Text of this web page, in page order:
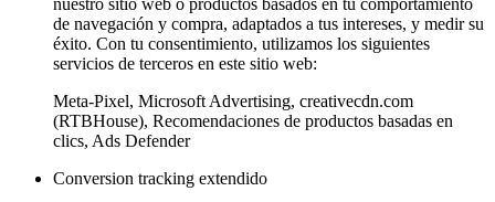
de navegación y compra, adaptados a tus intereses, y medir su
éxito. Con tu consentimiento, utilizamos los siguientes
servicios de terceros en este sitio web:
Meta-Pixel, Microsoft Advertising, creativecdn.com
(RTBHouse), Recomendaciones de productos basadas en
clics, Ads Defender
Conversion tracking extendido